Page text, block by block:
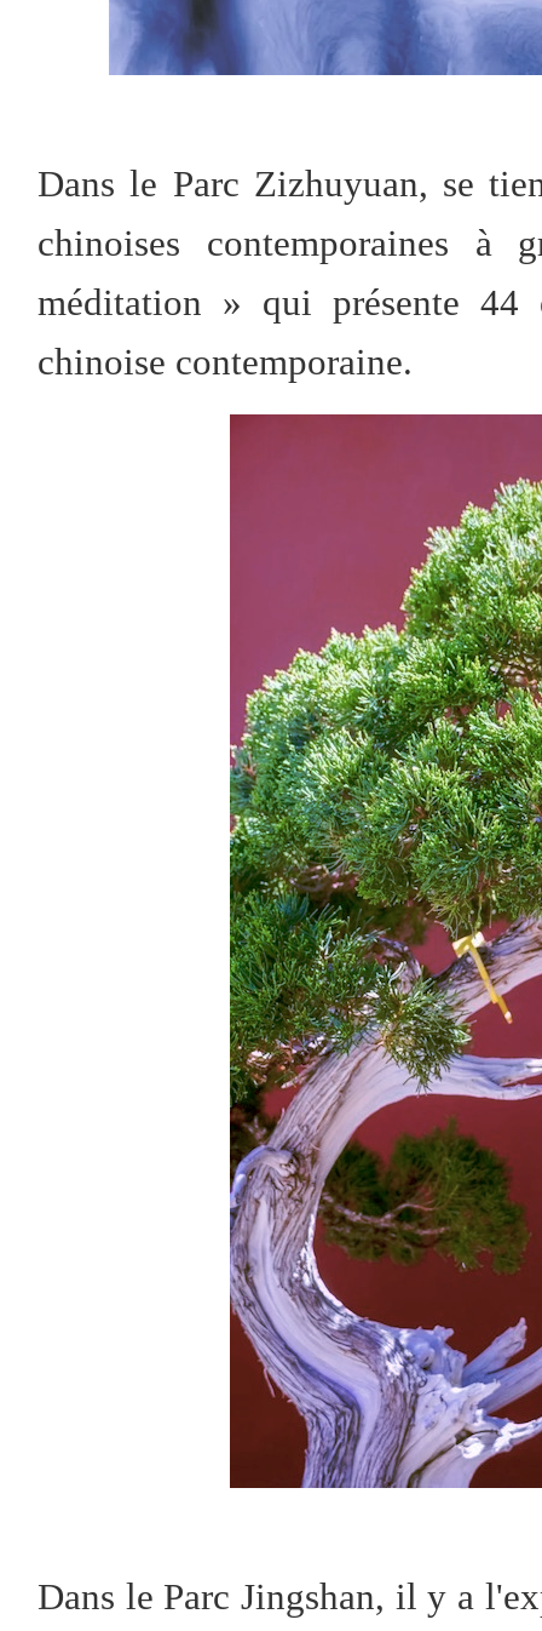
Dans le Parc Zizhuyuan, se
chinoises contemporaines
méditation » qui présente
chinoise contemporaine.
Dans le Parc Jingshan, il y a